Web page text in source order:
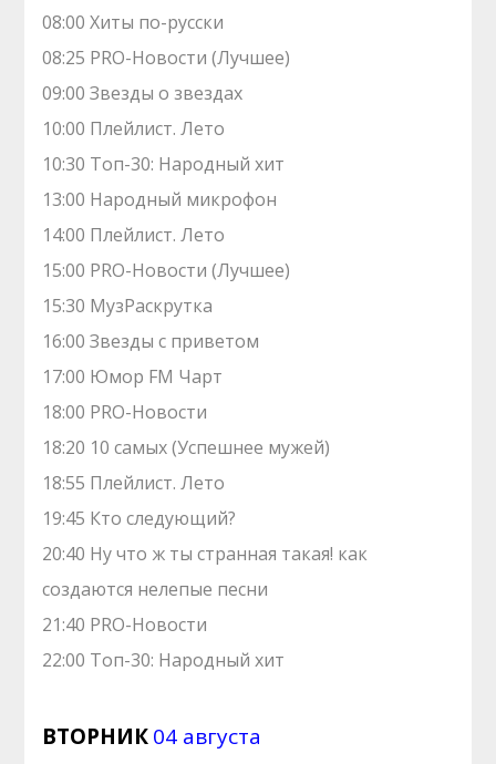
08:00 Хиты по-русски
08:25 PRO-Новости (Лучшее)
09:00 Звезды о звездах
10:00 Плейлист. Лето
10:30 Топ-30: Народный хит
13:00 Народный микрофон
14:00 Плейлист. Лето
15:00 PRO-Новости (Лучшее)
15:30 МузРаскрутка
16:00 Звезды с приветом
17:00 Юмор FM Чарт
18:00 PRO-Новости
18:20 10 самых (Успешнее мужей)
18:55 Плейлист. Лето
19:45 Кто следующий?
20:40 Ну что ж ты странная такая! как
создаются нелепые песни
21:40 PRO-Новости
22:00 Топ-30: Народный хит
ВТОРНИК04 августа